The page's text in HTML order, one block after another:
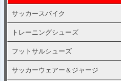
サッカースパイク
トレーニングシューズ
フットサルシューズ
サッカーウェアー＆ジャージ